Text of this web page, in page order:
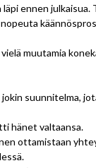
ennen julkaisua.
muutamia
suunnitelma,
hänet valtaansa.
ottamistaan